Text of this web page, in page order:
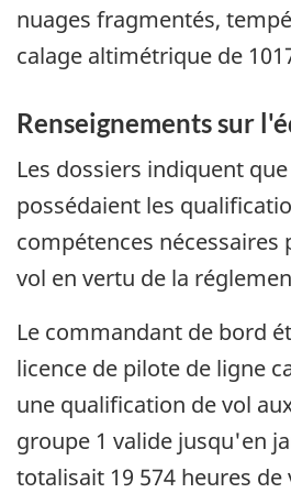
nuages fragmentés,
calage altimétrique de
Renseignements sur
Les dossiers indiquent
possédaient les
compétences
vol en vertu de la
Le commandant de bord
licence de pilote de ligne
une qualification de vol
groupe 1 valide jusqu'en
totalisait 19 574 heures